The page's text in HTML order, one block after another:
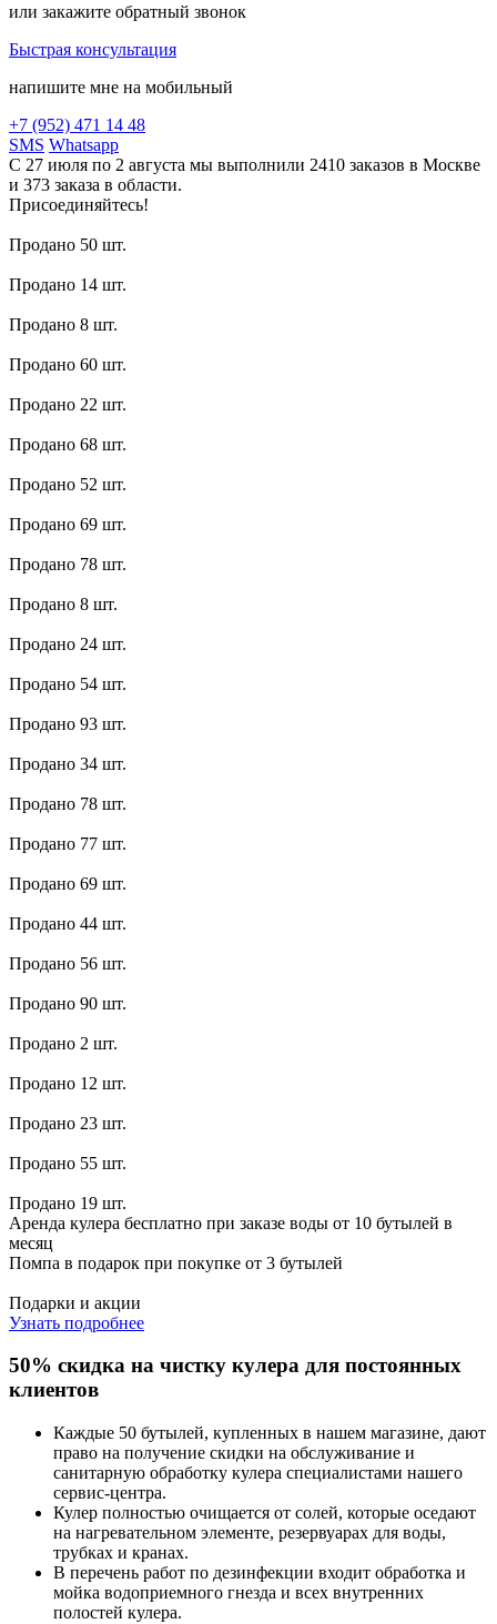
или закажите обратный звонок
Быстрая консультация
напишите мне на мобильный
+7 (952) 471 14 48
SMS Whatsapp
С 27 июля по 2 августа мы выполнили 2410 заказов в Москве
и 373 заказа в области.
Присоединяйтесь!
Продано 50 шт.
Продано 14 шт.
Продано 8 шт.
Продано 60 шт.
Продано 22 шт.
Продано 68 шт.
Продано 52 шт.
Продано 69 шт.
Продано 78 шт.
Продано 8 шт.
Продано 24 шт.
Продано 54 шт.
Продано 93 шт.
Продано 34 шт.
Продано 78 шт.
Продано 77 шт.
Продано 69 шт.
Продано 44 шт.
Продано 56 шт.
Продано 90 шт.
Продано 2 шт.
Продано 12 шт.
Продано 23 шт.
Продано 55 шт.
Продано 19 шт.
Аренда кулера бесплатно при заказе воды от 10 бутылей в
месяц
Помпа в подарок при покупке от 3 бутылей
Подарки и акции
Узнать подробнее
50% скидка на чистку кулера для постоянных
клиентов
Каждые 50 бутылей, купленных в нашем магазине, дают
право на получение скидки на обслуживание и
санитарную обработку кулера специалистами нашего
сервис-центра.
Кулер полностью очищается от солей, которые оседают
на нагревательном элементе, резервуарах для воды,
трубках и кранах.
В перечень работ по дезинфекции входит обработка и
мойка водоприемного гнезда и всех внутренних
полостей кулера.